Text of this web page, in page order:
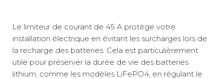
Le limiteur de courant de 45 A protège votre
installation électrique en évitant les surcharges lors de
la recharge des batteries. Cela est particulièrement
utile pour préserver la durée de vie des batteries
lithium, comme les modèles LiFePO4, en régulant le